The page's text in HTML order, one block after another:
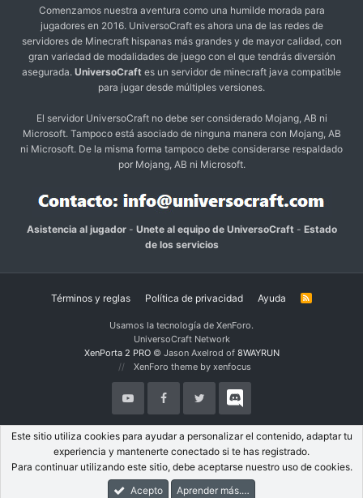
Comenzamos nuestra aventura como una humilde morada para
jugadores en 2016. UniversoCraft es ahora una de las redes de
servidores de Minecraft hispanas más grandes y de mayor calidad, con
gran variedad de modalidades de juego con el que tendrás diversión
asegurada. UniversoCraft es un servidor de minecraft java compatible
para jugar desde múltiples versiones.
El servidor UniversoCraft no debe ser considerado Mojang, AB ni
Microsoft. Tampoco está asociado de ninguna manera con Mojang, AB
ni Microsoft. De la misma forma tampoco debe considerarse respaldado
por Mojang, AB ni Microsoft.
Asistencia al jugador- Unete al equipo de UniversoCraft - Estado
de los servicios
Términos y reglas Política de privacidad Ayuda
R
Usamos la tecnología de XenForo.
UniversoCraft Network
XenPorta 2 PRO© Jason Axelrod of 8WAYRUN
XenForo theme by xenfocus
Este sitio utiliza cookies para ayudar a personalizar el contenido, adaptar tu
experiencia y mantenerte conectado si te has registrado.
Para continuar utilizando este sitio, debe aceptarse nuestro uso de cookies.
Acepto
Aprender más.…